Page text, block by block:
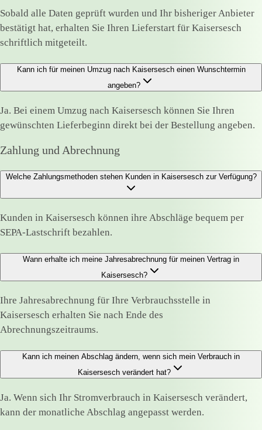
Sobald alle Daten geprüft wurden und Ihr bisheriger Anbieter
bestätigt hat, erhalten Sie Ihren Lieferstart für Kaisersesch
schriftlich mitgeteilt.
Kann ich für meinen Umzug nach Kaisersesch einen Wunschtermin
angeben?
Ja. Bei einem Umzug nach Kaisersesch können Sie Ihren
gewünschten Lieferbeginn direkt bei der Bestellung angeben.
Zahlung und Abrechnung
Welche Zahlungsmethoden stehen Kunden in Kaisersesch zur Verfügung?
Kunden in Kaisersesch können ihre Abschläge bequem per
SEPA-Lastschrift bezahlen.
Wann erhalte ich meine Jahresabrechnung für meinen Vertrag in
Kaisersesch?
Ihre Jahresabrechnung für Ihre Verbrauchsstelle in
Kaisersesch erhalten Sie nach Ende des
Abrechnungszeitraums.
Kann ich meinen Abschlag ändern, wenn sich mein Verbrauch in
Kaisersesch verändert hat?
Ja. Wenn sich Ihr Stromverbrauch in Kaisersesch verändert,
kann der monatliche Abschlag angepasst werden.